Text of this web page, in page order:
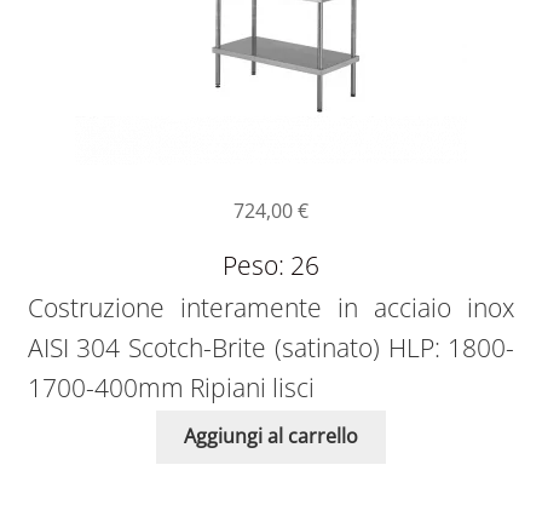
724,00€
Peso: 26
Costruzione interamente in acciaio inox
AISI 304 Scotch-Brite (satinato) HLP: 1800-
1700-400mm Ripiani lisci
Aggiungi al carrello